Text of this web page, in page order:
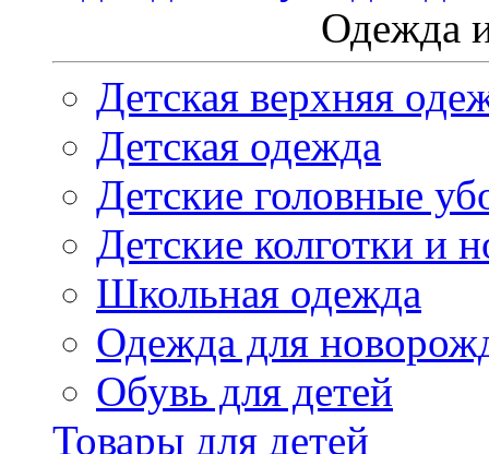
Одежда
Детская верхняя
Детская одежда
Детские головные
Детские колготки и
Школьная одежда
Одежда для
Обувь для детей
Товары для детей